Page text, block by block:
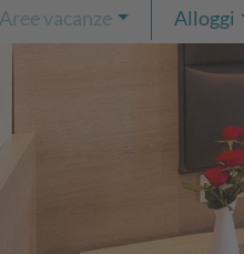
Aree vacanze Alloggi